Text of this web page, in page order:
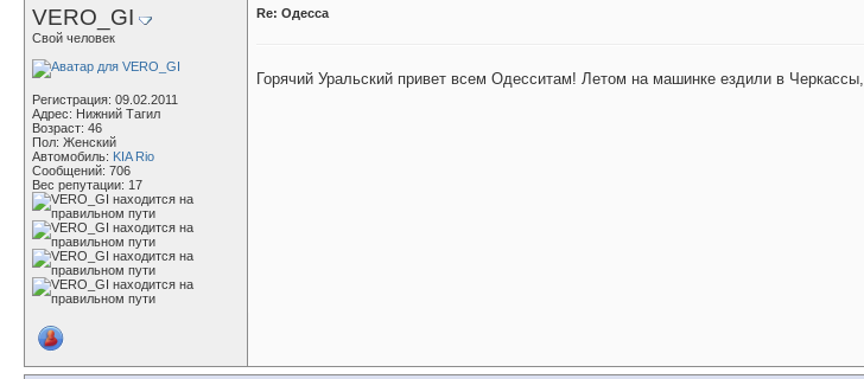
VERO_GI
Свой человек
Регистрация: 09.02.2011
Адрес: Нижний Тагил
Возраст: 46
Пол: Женский
Автомобиль: KIA Rio
Сообщений: 706
Вес репутации: 17
Re: Одесса
Горячий Уральский привет всем Одесситам! Летом на машинке ездили в